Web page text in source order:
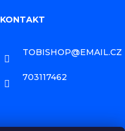
KONTAKT
TOBISHOP@EMAIL.CZ
703117462